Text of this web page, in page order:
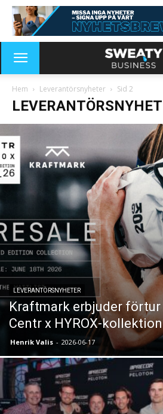
Hem Leverantörsnyheter Sid 2
LEVERANTÖRSNYHETER
Kraftmark erbjuder
Centr x HYROX-kollektion
Henrik Valis - 2026-06-17